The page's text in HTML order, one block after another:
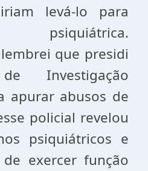
levá-lo para
psiquiátrica.
que presidi
Investigação
apurar abusos de
policial revelou
psiquiátricos e
exercer função